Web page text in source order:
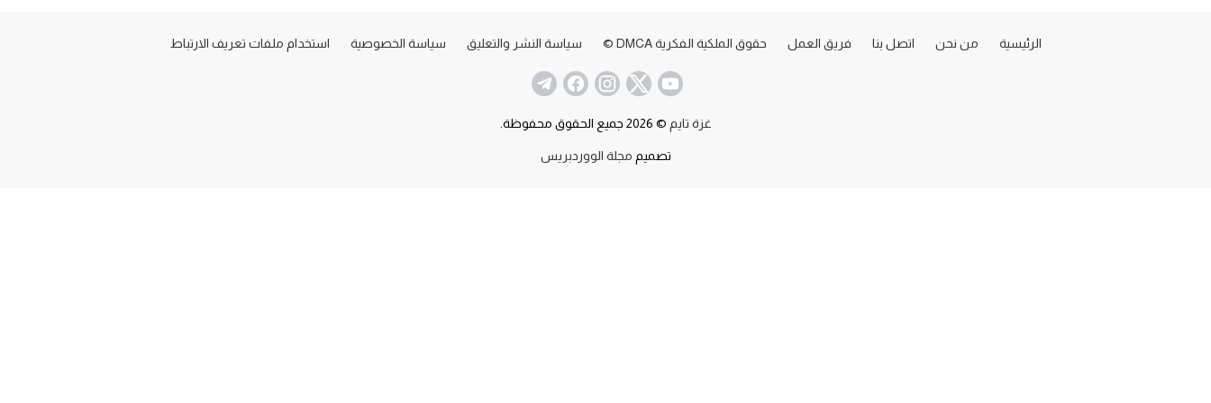
الرئيسية من نحن اتصل بنا فريق العمل حقوق الملكية الفكرية DMCA © سياسة النشر والتعليق سياسة الخصوصية استخدام ملفات تعريف الارتباط
غزة تايم © 2026 جميع الحقوق محفوظة.
تصميم مجلة الووردبريس